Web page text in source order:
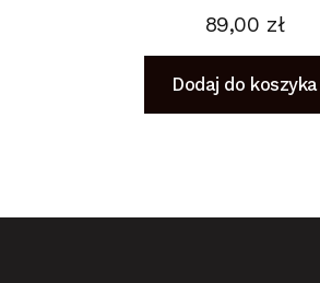
89,00 zł
Dodaj do koszyka